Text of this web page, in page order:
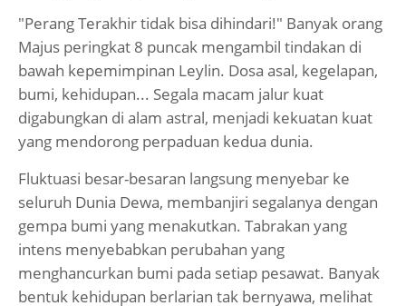
"Perang Terakhir tidak bisa dihindari!" Banyak orang
Majus peringkat 8 puncak mengambil tindakan di
bawah kepemimpinan Leylin. Dosa asal, kegelapan,
bumi, kehidupan... Segala macam jalur kuat
digabungkan di alam astral, menjadi kekuatan kuat
yang mendorong perpaduan kedua dunia.
Fluktuasi besar-besaran langsung menyebar ke
seluruh Dunia Dewa, membanjiri segalanya dengan
gempa bumi yang menakutkan. Tabrakan yang
intens menyebabkan perubahan yang
menghancurkan bumi pada setiap pesawat. Banyak
bentuk kehidupan berlarian tak bernyawa, melihat